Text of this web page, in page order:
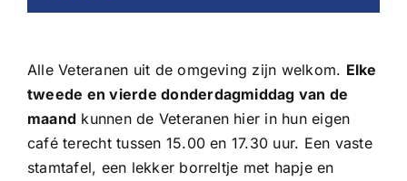
Alle Veteranen uit de omgeving zijn welkom. Elke
tweede en vierde donderdagmiddag van de
maand kunnen de Veteranen hier in hun eigen
café terecht tussen 15.00 en 17.30 uur. Een vaste
stamtafel, een lekker borreltje met hapje en